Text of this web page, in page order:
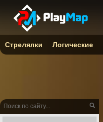
Стрелялки Логические